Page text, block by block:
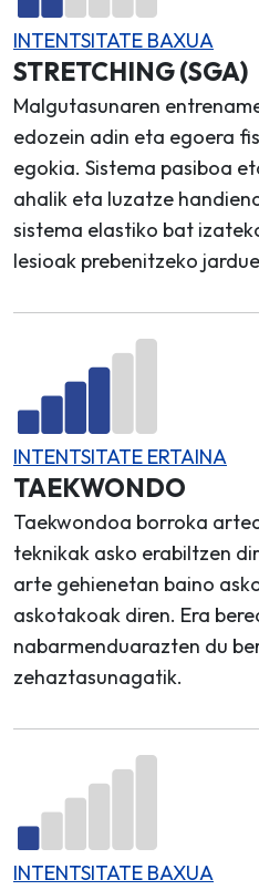
INTENTSITATE BAXUA
STRETCHING (SGA)
Malgutasunaren
edozein adin eta egoera
egokia. Sistema pasiboa
ahalik eta luzatze
sistema elastiko bat
lesioak prebenitzeko
INTENTSITATE ERTAINA
TAEKWONDO
Taekwondoa borroka
teknikak asko erabiltzen
arte gehienetan baino
askotakoak diren. Era
nabarmenduarazten du
zehaztasunagatik.
INTENTSITATE BAXUA